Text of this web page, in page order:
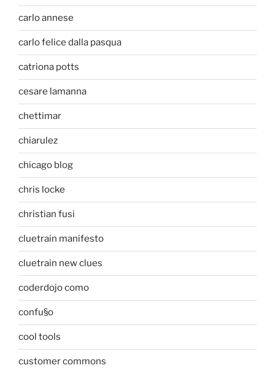
carlo annese
carlo felice dalla pasqua
catriona potts
cesare lamanna
chettimar
chiarulez
chicago blog
chris locke
christian fusi
cluetrain manifesto
cluetrain new clues
coderdojo como
confu§o
cool tools
customer commons